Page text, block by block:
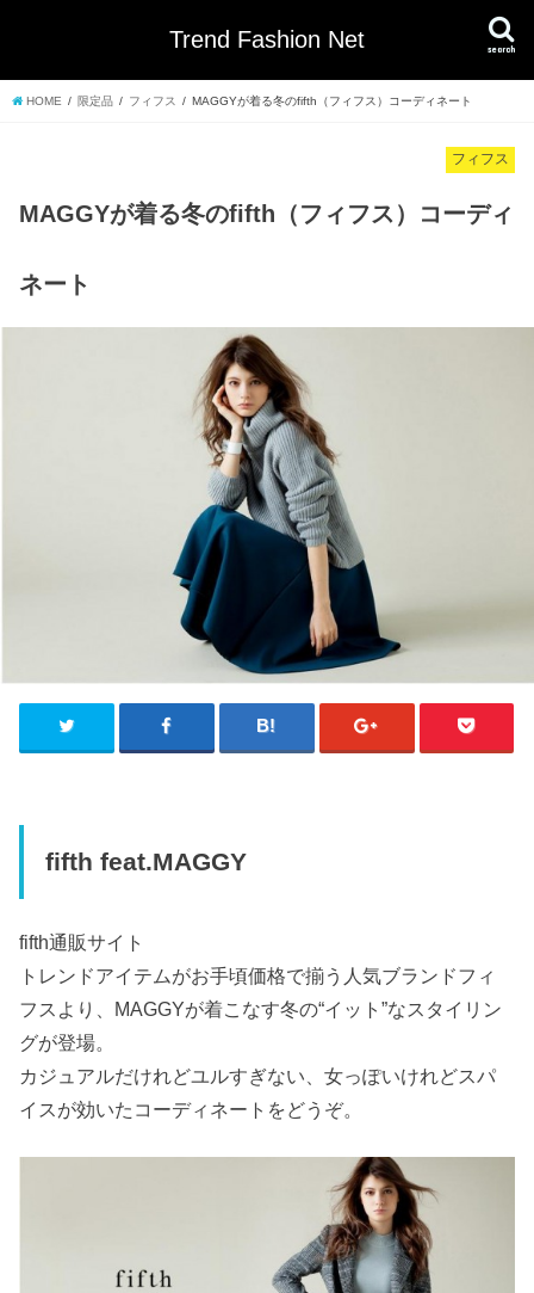
Trend Fashion Net search
HOME 限定品 フィフス MAGGYが着る冬のfifth（フィフス）コーディネート
フィフス
MAGGYが着る冬のfifth（フィフス）コーディ
ネート
fifth feat.MAGGY
fifth通販サイト
トレンドアイテムがお手頃価格で揃う人気ブランドフィ
フスより、MAGGYが着こなす冬の“イット”なスタイリン
グが登場。
カジュアルだけれどユルすぎない、女っぽいけれどスパ
イスが効いたコーディネートをどうぞ。